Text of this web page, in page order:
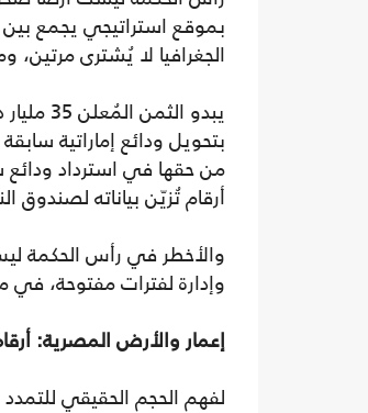
بموقع استراتيجي يجمع بين
الجغرافيا لا يُشترى مرتين،
يبدو
بتحويل ودائع إماراتية
من حقها في استرداد ودائع
أرقام تُزيّن بياناته لصندوق
والأخطر في رأس الحكمة
وإدارة لفترات مفتوحة، في
إعمار والأرض المصرية:
لفهم الحجم الحقيقي